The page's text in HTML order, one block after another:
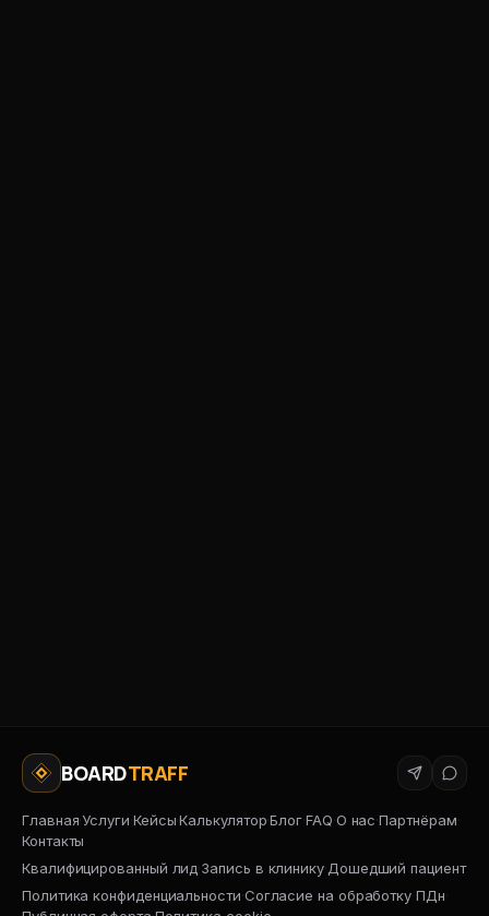
BOARDTRAFF
Главная·Услуги·Кейсы·Калькулятор·Блог·FAQ·О нас·Партнёрам·
Контакты
Квалифицированный лид·Запись в клинику·Дошедший пациент
Политика конфиденциальности·Согласие на обработку ПДн·